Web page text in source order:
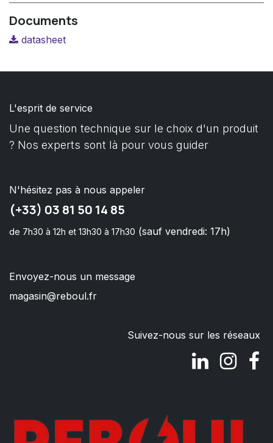
Documents
datasheet
L'esprit de service
Une question technique sur le choix d'un produit
? Nos experts sont là pour vous guider
N'hésitez pas à nous appeler
(+33) 03 81 50 14 85
de 7h30 à 12h et 13h30 à 17h30 (sauf vendredi: 17h)
Envoyez-nous un message
magasin@reboul.fr
Suivez-nous sur les réseaux